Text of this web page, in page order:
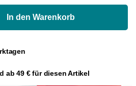
In den Warenkorb
ab 49 € für diesen Artikel